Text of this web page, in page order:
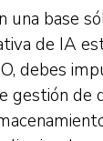
una base
de IA
debes
gestión de